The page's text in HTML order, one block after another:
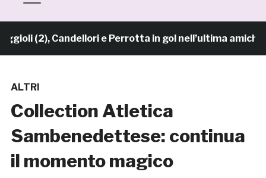
(2), Candellori e Perrotta in gol nell’ultima amichevole.
ALTRI
Collection Atletica
Sambenedettese: continua
il momento magico